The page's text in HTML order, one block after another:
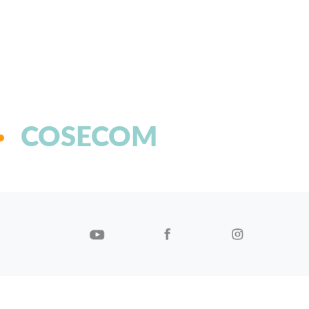
COSECOM